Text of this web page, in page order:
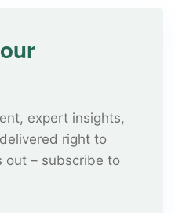
expert insights,
right to
out – subscribe to